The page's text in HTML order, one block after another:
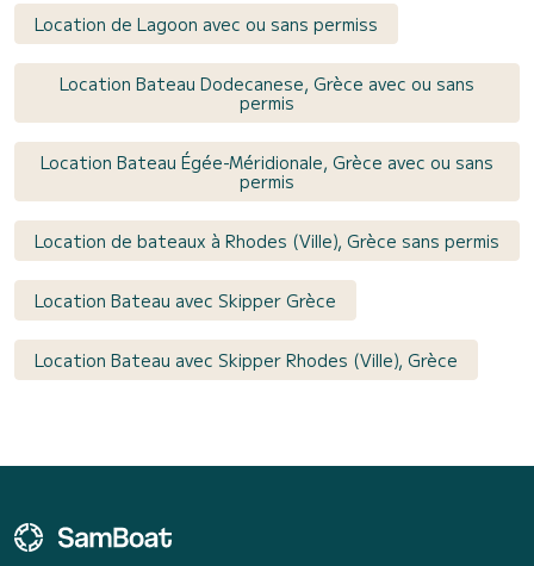
Location de Lagoon avec ou sans permiss
Location Bateau Dodecanese, Grèce avec ou sans
permis
Location Bateau Égée-Méridionale, Grèce avec ou sans
permis
Location de bateaux à Rhodes (Ville), Grèce sans permis
Location Bateau avec Skipper Grèce
Location Bateau avec Skipper Rhodes (Ville), Grèce